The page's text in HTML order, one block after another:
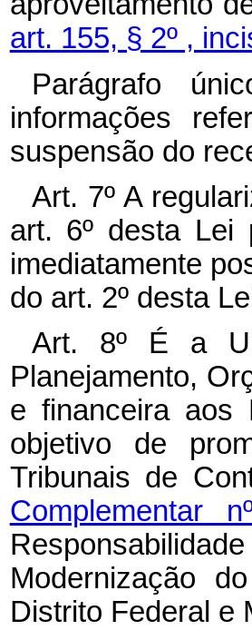
art. 155, § 2º ,
Parágrafo
informações
suspensão do
Art. 7º A
art. 6º desta Lei
imediatamente
do art. 2º desta
Art. 8º É a
Planejamento,
e financeira aos
objetivo de
Tribunais de
Modernização
Distrito Federal e